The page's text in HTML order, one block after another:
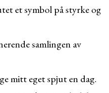
et symbol på styrke og
samlingen av
mitt eget spjut en dag.